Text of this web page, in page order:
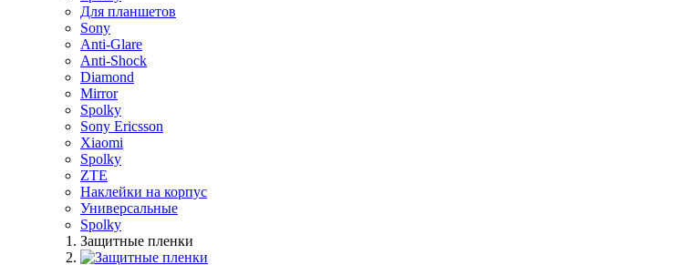
Для планшетов
Sony
Anti-Glare
Anti-Shock
Diamond
Mirror
Spolky
Sony Ericsson
Xiaomi
Spolky
ZTE
Наклейки на корпус
Универсальные
Spolky
Защитные пленки